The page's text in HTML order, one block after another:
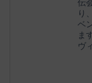
伝
り
ベ
ま
ヴ